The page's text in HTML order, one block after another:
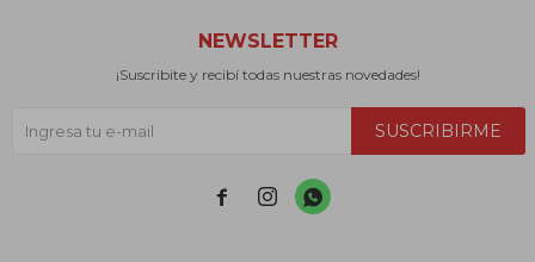
NEWSLETTER
¡Suscribite y recibí todas nuestras novedades!
SUSCRIBIRME
  